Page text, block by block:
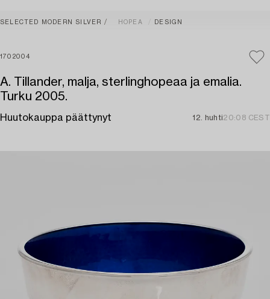
SELECTED MODERN SILVER HOPEA DESIGN
1702004
A. Tillander, malja, sterlinghopeaa ja emalia.
Turku 2005.
Huutokauppa päättynyt 12. huhti20:08 CEST